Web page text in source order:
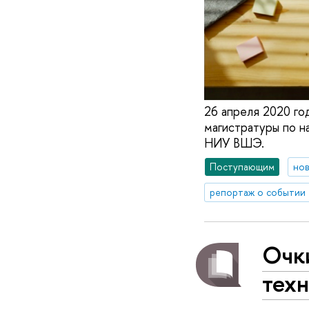
26 апреля 2020
магистратуры по
НИУ ВШЭ.
Поступающим
репортаж о событии